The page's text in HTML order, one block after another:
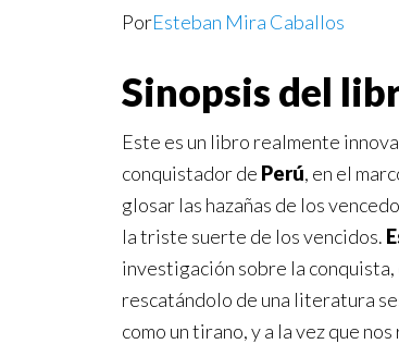
PorEsteban Mira Caballos
Sinopsis del
Este es un libro realmente
conquistador de Perú, en el
glosar las hazañas de los
la triste suerte de los vencidos.
investigación sobre la
rescatándolo de una literatura
como un tirano, y a la vez que